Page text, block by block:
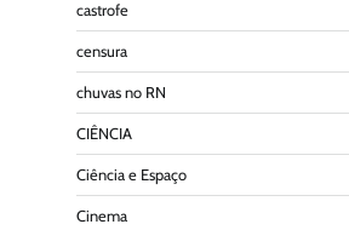
castrofe
censura
chuvas no RN
CIÊNCIA
Ciência e Espaço
Cinema